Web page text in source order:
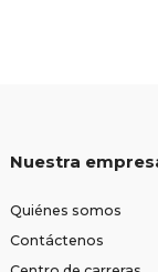
Nuestra
Quiénes somos
Contáctenos